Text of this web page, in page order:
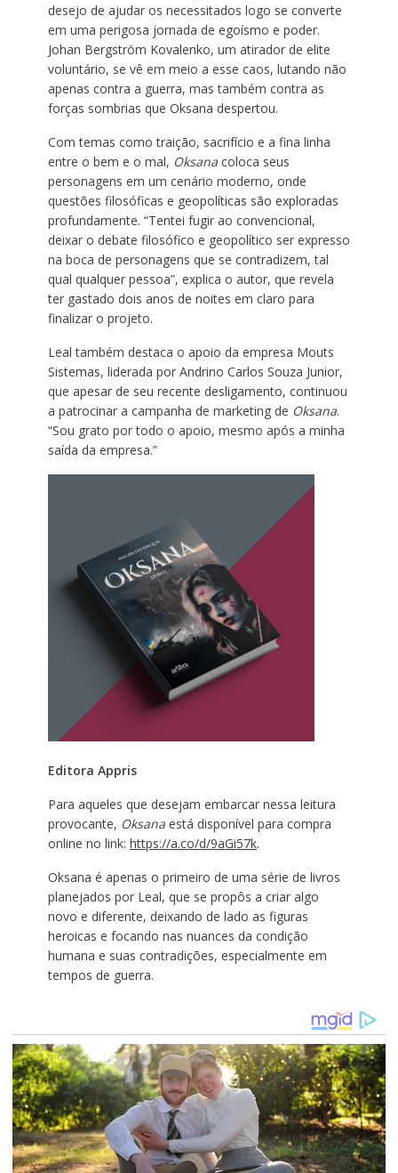
desejo de ajudar os necessitados logo se converte
em uma perigosa jornada de egoísmo e poder.
Johan Bergström Kovalenko, um atirador de elite
voluntário, se vê em meio a esse caos, lutando não
apenas contra a guerra, mas também contra as
forças sombrias que Oksana despertou.
Com temas como traição, sacrifício e a fina linha
entre o bem e o mal, Oksanacoloca seus
personagens em um cenário moderno, onde
questões filosóficas e geopolíticas são exploradas
profundamente. “Tentei fugir ao convencional,
deixar o debate filosófico e geopolítico ser expresso
na boca de personagens que se contradizem, tal
qual qualquer pessoa”, explica o autor, que revela
ter gastado dois anos de noites em claro para
finalizar o projeto.
Leal também destaca o apoio da empresa Mouts
Sistemas, liderada por Andrino Carlos Souza Junior,
que apesar de seu recente desligamento, continuou
a patrocinar a campanha de marketing de Oksana.
“Sou grato por todo o apoio, mesmo após a minha
saída da empresa.”
Editora Appris
Para aqueles que desejam embarcar nessa leitura
provocante, Oksanaestá disponível para compra
online no link: https://a.co/d/9aGi57k.
Oksana é apenas o primeiro de uma série de livros
planejados por Leal, que se propôs a criar algo
novo e diferente, deixando de lado as figuras
heroicas e focando nas nuances da condição
humana e suas contradições, especialmente em
tempos de guerra.